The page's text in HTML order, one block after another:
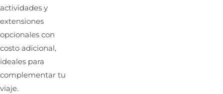
actividades y
extensiones
opcionales con
costo adicional,
ideales para
complementar tu
viaje.